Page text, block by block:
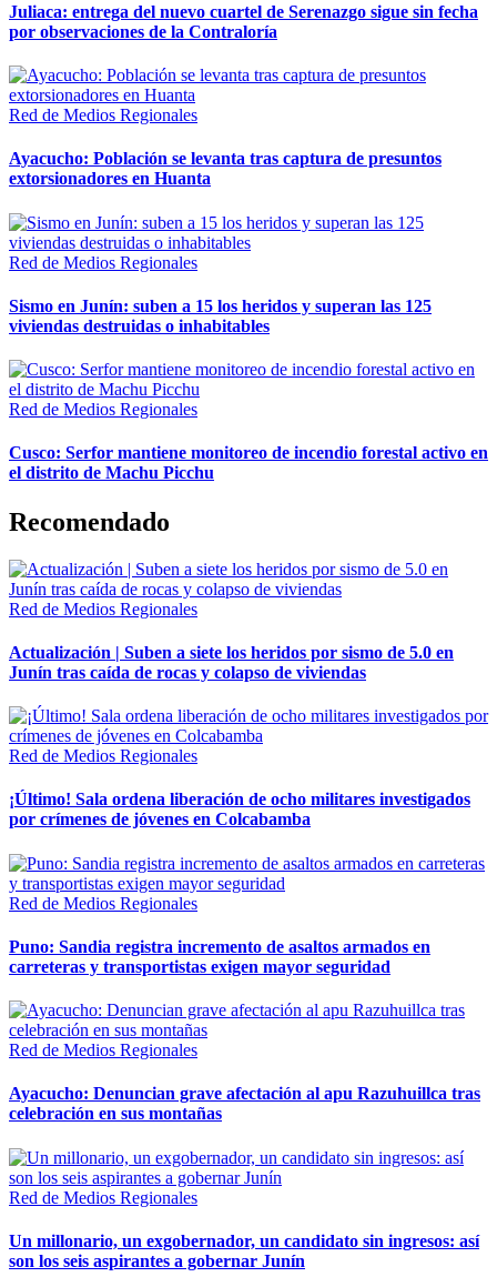
Juliaca: entrega del nuevo cuartel de Serenazgo sigue sin fecha
por observaciones de la Contraloría
Red de Medios Regionales
Ayacucho: Población se levanta tras captura de presuntos
extorsionadores en Huanta
Red de Medios Regionales
Sismo en Junín: suben a 15 los heridos y superan las 125
viviendas destruidas o inhabitables
Red de Medios Regionales
Cusco: Serfor mantiene monitoreo de incendio forestal activo en
el distrito de Machu Picchu
Recomendado
Red de Medios Regionales
Actualización | Suben a siete los heridos por sismo de 5.0 en
Junín tras caída de rocas y colapso de viviendas
Red de Medios Regionales
¡Último! Sala ordena liberación de ocho militares investigados
por crímenes de jóvenes en Colcabamba
Red de Medios Regionales
Puno: Sandia registra incremento de asaltos armados en
carreteras y transportistas exigen mayor seguridad
Red de Medios Regionales
Ayacucho: Denuncian grave afectación al apu Razuhuillca tras
celebración en sus montañas
Red de Medios Regionales
Un millonario, un exgobernador, un candidato sin ingresos: así
son los seis aspirantes a gobernar Junín